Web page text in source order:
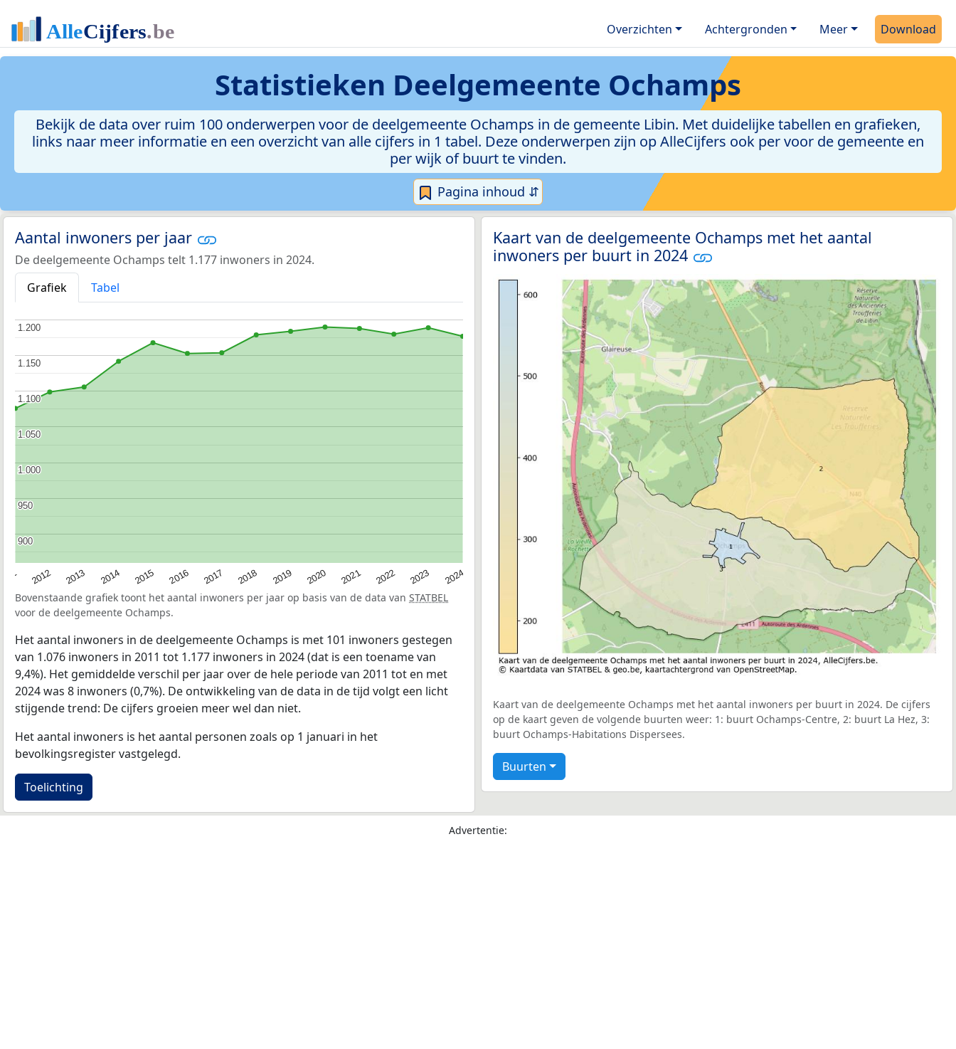
Overzichten Achtergronden Meer Download
Statistieken Deelgemeente Ochamps
Bekijk de data over ruim 100 onderwerpen voor de deelgemeente Ochamps in de gemeente Libin. Met duidelijke tabellen en grafieken,
links naar meer informatie en een overzicht van alle cijfers in 1 tabel. Deze onderwerpen zijn op AlleCijfers ook per voor de gemeente en
per wijk of buurt te vinden.
Pagina inhoud ⇵
Aantal inwoners per jaar
De deelgemeente Ochamps telt 1.177 inwoners in 2024.
Grafiek
Tabel
2012 2013 2014 2015 2016 2017 2018 2019 2020 2021 2022 2023 2024
900
900
950
950
1.000
1.000
1.050
1.050
1.100
1.100
1.150
1.150
1.200
1.200
Bovenstaande grafiek toont het aantal inwoners per jaar op basis van de data van STATBEL
voor de deelgemeente Ochamps.
Het aantal inwoners in de deelgemeente Ochamps is met 101 inwoners gestegen
van 1.076 inwoners in 2011 tot 1.177 inwoners in 2024 (dat is een toename van
9,4%). Het gemiddelde verschil per jaar over de hele periode van 2011 tot en met
2024 was 8 inwoners (0,7%). De ontwikkeling van de data in de tijd volgt een licht
stijgende trend: De cijfers groeien meer wel dan niet.
Het aantal inwoners is het aantal personen zoals op 1 januari in het
bevolkingsregister vastgelegd.
Toelichting
Kaart van de deelgemeente Ochamps met het aantal
inwoners per buurt in 2024
Kaart van de deelgemeente Ochamps met het aantal inwoners per buurt in 2024. De cijfers
op de kaart geven de volgende buurten weer: 1: buurt Ochamps-Centre, 2: buurt La Hez, 3:
buurt Ochamps-Habitations Dispersees.
Buurten
Advertentie: